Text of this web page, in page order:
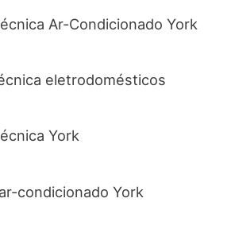
Ar-Condicionado York
eletrodomésticos
York
condicionado York